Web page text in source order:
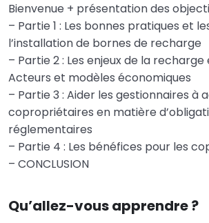
Bienvenue + présentation des
– Partie 1 : Les bonnes pratiques et
l’installation de bornes de recharge
– Partie 2 : Les enjeux de la
Acteurs et modèles économiques
– Partie 3 : Aider les gestionnaires à
copropriétaires en matière
réglementaires
– Partie 4 : Les bénéfices pour les
– CONCLUSION
Qu’allez-vous apprendre ?